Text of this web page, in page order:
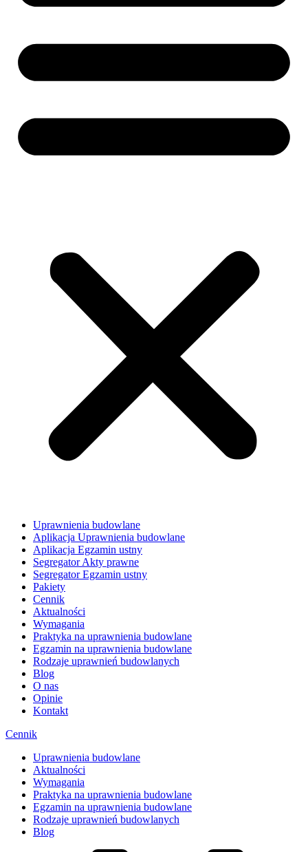
Uprawnienia budowlane
Aplikacja Uprawnienia budowlane
Aplikacja Egzamin ustny
Segregator Akty prawne
Segregator Egzamin ustny
Pakiety
Cennik
Aktualności
Wymagania
Praktyka na uprawnienia budowlane
Egzamin na uprawnienia budowlane
Rodzaje uprawnień budowlanych
Blog
O nas
Opinie
Kontakt
Cennik
Uprawnienia budowlane
Aktualności
Wymagania
Praktyka na uprawnienia budowlane
Egzamin na uprawnienia budowlane
Rodzaje uprawnień budowlanych
Blog